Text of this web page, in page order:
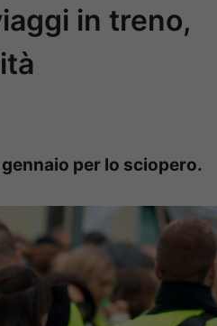
in treno,
per lo sciopero.